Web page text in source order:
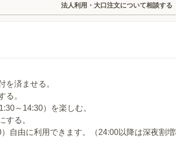
法人利用・大口注文について相談する
済ませる。
る。
～14:30）を楽しむ。
する。
自由に利用できます。（24:00以降は深夜割増